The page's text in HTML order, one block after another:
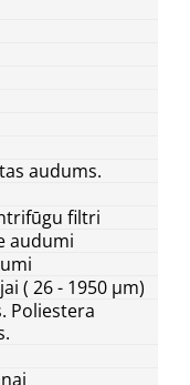
audums.
filtri
audumi
( 26 - 1950 μm)
Poliestera